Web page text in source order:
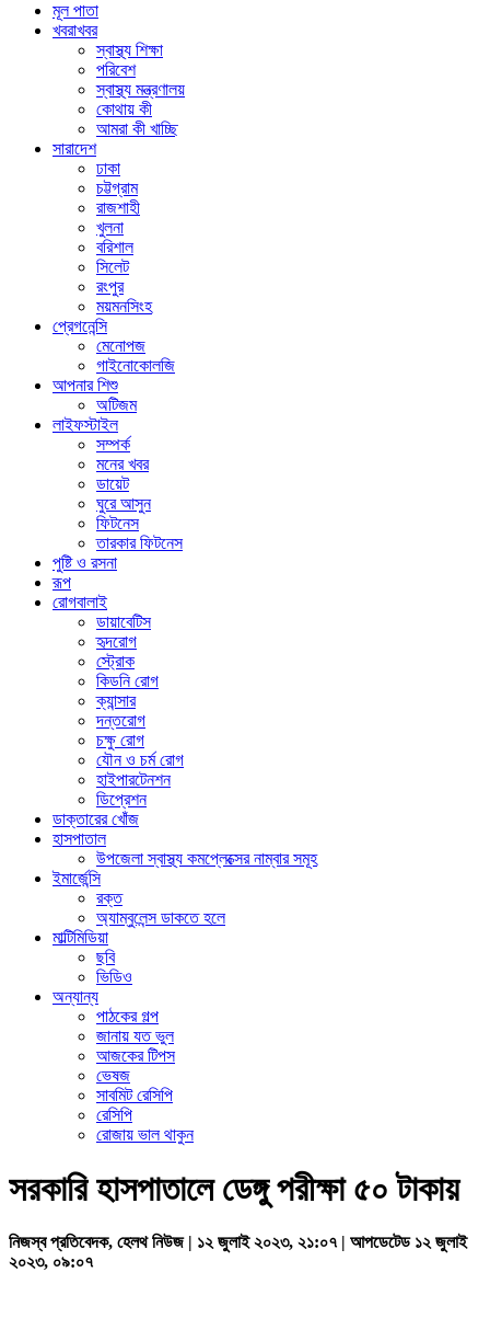
মূল পাতা
খবরাখবর
স্বাস্থ্য শিক্ষা
পরিবেশ
স্বাস্থ্য মন্ত্রণালয়
কোথায় কী
আমরা কী খাচ্ছি
সারাদেশ
ঢাকা
চট্টগ্রাম
রাজশাহী
খুলনা
বরিশাল
সিলেট
রংপুর
ময়মনসিংহ
প্রেগনেন্সি
মেনোপজ
গাইনোকোলজি
আপনার শিশু
অটিজম
লাইফস্টাইল
সম্পর্ক
মনের খবর
ডায়েট
ঘুরে আসুন
ফিটনেস
তারকার ফিটনেস
পুষ্টি ও রসনা
রূপ
রোগবালাই
ডায়াবেটিস
হৃদরোগ
স্ট্রোক
কিডনি রোগ
ক্যান্সার
দন্তরোগ
চক্ষু রোগ
যৌন ও চর্ম রোগ
হাইপারটেনশন
ডিপ্রেশন
ডাক্তারের খোঁজ
হাসপাতাল
উপজেলা স্বাস্থ্য কমপ্লেক্সের নাম্বার সমূহ
ইমার্জেন্সি
রক্ত
অ্যাম্বুলেন্স ডাকতে হলে
মাল্টিমিডিয়া
ছবি
ভিডিও
অন্যান্য
পাঠকের গল্প
জানায় যত ভুল
আজকের টিপস
ভেষজ
সাবমিট রেসিপি
রেসিপি
রোজায় ভাল থাকুন
সরকারি হাসপাতালে ডেঙ্গু পরীক্ষা ৫০ টাকায়
নিজস্ব প্রতিবেদক, হেলথ নিউজ | ১২ জুলাই ২০২৩, ২১:০৭ | আপডেটেড ১২ জুলাই
২০২৩, ০৯:০৭